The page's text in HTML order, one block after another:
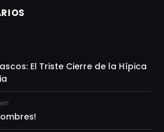
El Triste Cierre de la Hípica